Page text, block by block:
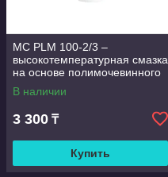
МС PLM 100-2/3 –
высокотемпературная смазка
на основе полимочевинного
загустителя.
В наличии
3 300 ₸
Купить